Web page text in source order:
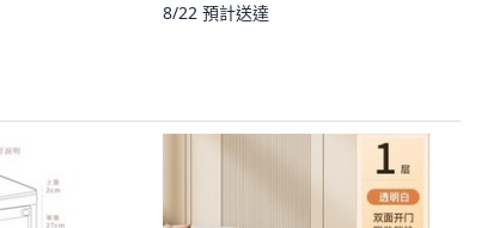
8/22 預計送達